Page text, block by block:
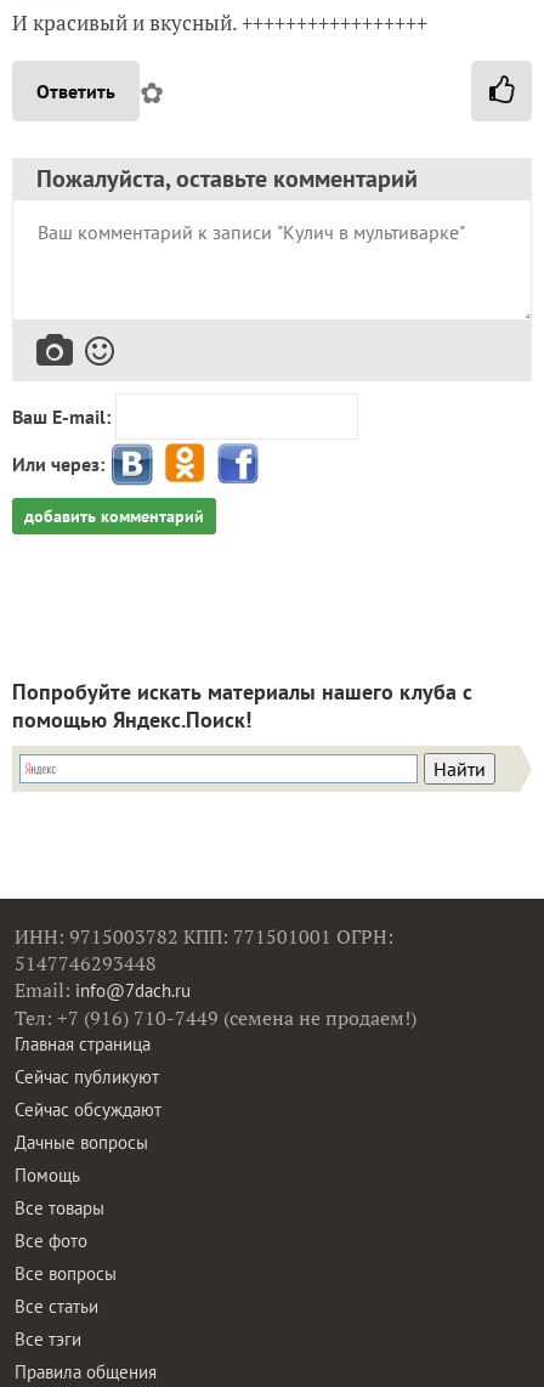
И красивый и вкусный. +++++++++++++++++
Ответить ✿
Пожалуйста, оставьте комментарий
Ваш E-mail:
Или через:
добавить комментарий
Попробуйте искать материалы нашего клуба с
помощью Яндекс.Поиск!
ИНН: 9715003782 КПП: 771501001 ОГРН:
5147746293448
Email: info@7dach.ru
Тел: +7 (916) 710-7449 (семена не продаем!)
Главная страница
Сейчас публикуют
Сейчас обсуждают
Дачные вопросы
Помощь
Все товары
Все фото
Все вопросы
Все статьи
Все тэги
Правила общения